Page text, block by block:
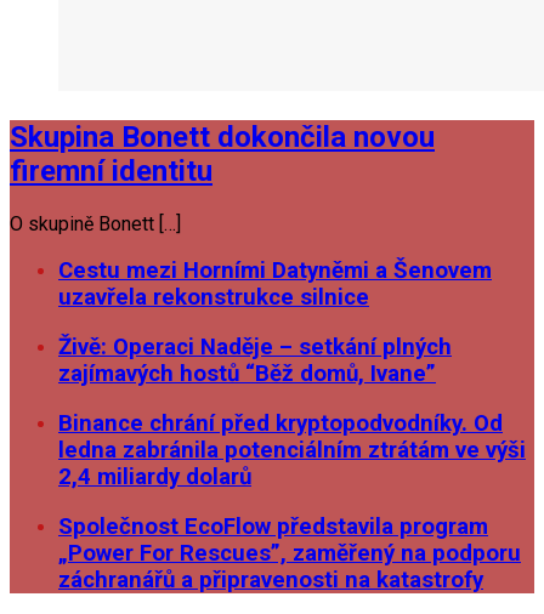
Skupina Bonett dokončila novou
firemní identitu
O skupině Bonett […]
Cestu mezi Horními Datyněmi a Šenovem
uzavřela rekonstrukce silnice
Živě: Operaci Naděje – setkání plných
zajímavých hostů “Běž domů, Ivane”
Binance chrání před kryptopodvodníky. Od
ledna zabránila potenciálním ztrátám ve výši
2,4 miliardy dolarů
Společnost EcoFlow představila program
„Power For Rescues”, zaměřený na podporu
záchranářů a připravenosti na katastrofy